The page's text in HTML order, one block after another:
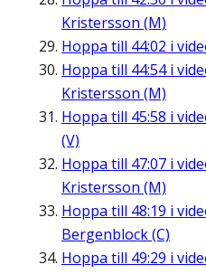
Kristersson (M)
Hoppa till 44:02 i
Hoppa till 44:54i
Kristersson (M)
Hoppa till 45:58 i
(V)
Hoppa till 47:07 i
Kristersson (M)
Hoppa till 48:19 i
Bergenblock (C)
Hoppa till 49:29 i